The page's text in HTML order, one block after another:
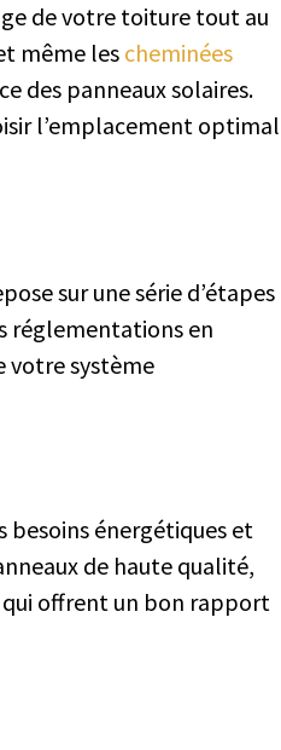
de votre toiture tout au
même les cheminées
des panneaux solaires.
l’emplacement optimal
sur une série d’étapes
réglementations en
votre système
besoins énergétiques et
de haute qualité,
offrent un bon rapport